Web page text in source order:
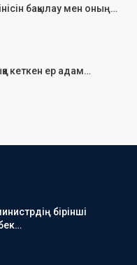
бақылау мен оның…
кеткен ер адам…
бірінші